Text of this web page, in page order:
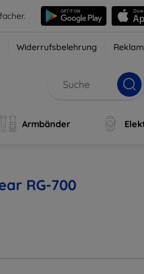
Widerrufsbelehrung
Armbänder
RG-700